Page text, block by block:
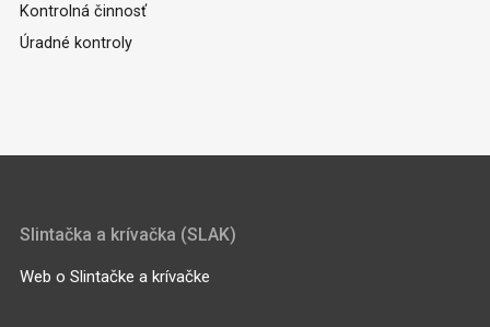
Kontrolná činnosť
Úradné kontroly
Slintačka a krívačka (SLAK)
Web o Slintačke a krívačke